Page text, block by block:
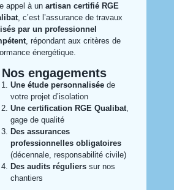
appel à un artisan certifié RGE
, c’est l’assurance de travaux
par un professionnel
, répondant aux critères de
énergétique.
Nos engagements​
Une étude personnaliséede
votre projet d’isolation
Une certification RGE Qualibat,
gage de qualité
Des assurances
professionnelles obligatoires
(décennale, responsabilité civile)
Des audits régulierssur nos
chantiers